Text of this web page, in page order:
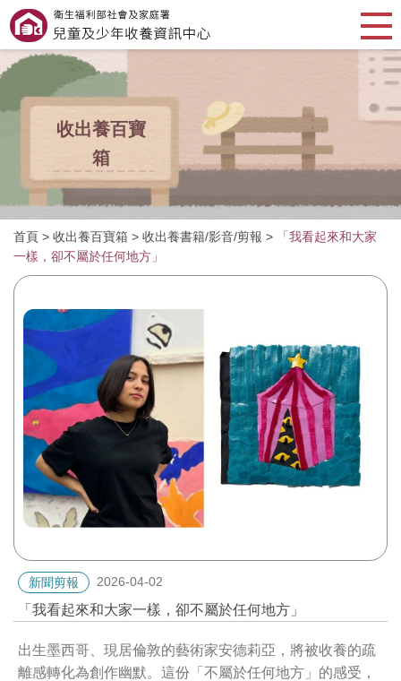
收出養百寶
箱
首頁 > 收出養百寶箱 > 收出養書籍/影音/剪報 >
「我看起來和大家
一樣，卻不屬於任何地方」
新聞剪報 2026-04-02
「我看起來和大家一樣，卻不屬於任何地方」
出生墨西哥、現居倫敦的藝術家安德莉亞，將被收養的疏
離感轉化為創作幽默。這份「不屬於任何地方」的感受，